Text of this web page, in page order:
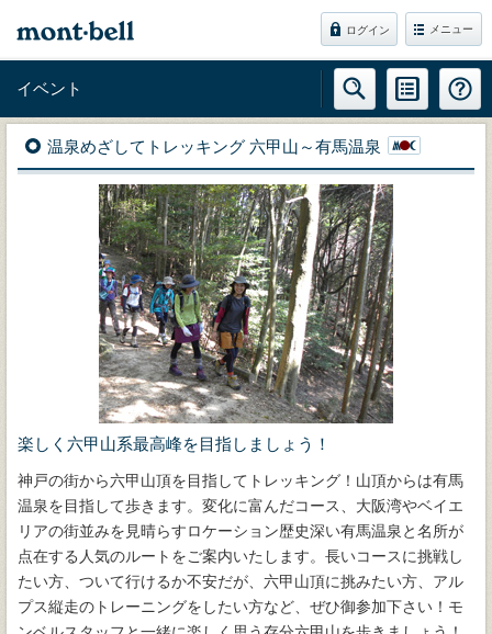
ログイン メニュー
イベント
温泉めざしてトレッキング 六甲山～有馬温泉
楽しく六甲山系最高峰を目指しましょう！
神戸の街から六甲山頂を目指してトレッキング！山頂からは有馬
温泉を目指して歩きます。変化に富んだコース、大阪湾やベイエ
リアの街並みを見晴らすロケーション歴史深い有馬温泉と名所が
点在する人気のルートをご案内いたします。長いコースに挑戦し
たい方、ついて行けるか不安だが、六甲山頂に挑みたい方、アル
プス縦走のトレーニングをしたい方など、ぜひ御参加下さい！モ